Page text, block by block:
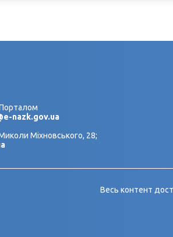
nazk.gov.ua
Міхновського, 28;
Весь контент